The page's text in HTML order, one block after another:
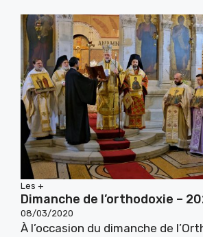
Les +
Dimanche de l’orthodoxie –
08/03/2020
À l’occasion du dimanche de